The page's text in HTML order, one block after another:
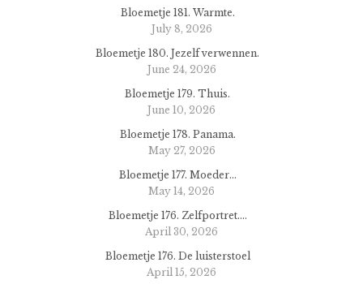
Bloemetje 181. Warmte.
July 8, 2026
Bloemetje 180. Jezelf verwennen.
June 24, 2026
Bloemetje 179. Thuis.
June 10, 2026
Bloemetje 178. Panama.
May 27, 2026
Bloemetje 177. Moeder…
May 14, 2026
Bloemetje 176. Zelfportret….
April 30, 2026
Bloemetje 176. De luisterstoel
April 15, 2026